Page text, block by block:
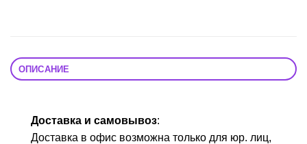
ОПИСАНИЕ
Доставка и самовывоз:
Доставка в офис возможна только для юр. лиц,